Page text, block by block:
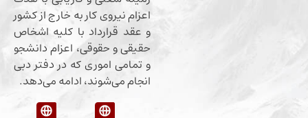
اعزام نیروی کار به خارج از کشور
و عقد قرارداد با کلیه اشخاص
حقیقی و حقوقی، اعزام دانشجو
و تمامی اموری که در دفتر دبی
انجام می‌شوند، ادامه می‌دهد.